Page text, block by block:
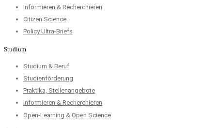
Informieren & Recherchieren
Citizen Science
Policy Ultra-Briefs
Studium
Studium & Beruf
Studienförderung
Praktika, Stellenangebote
Informieren & Recherchieren
Open-Learning & Open Science